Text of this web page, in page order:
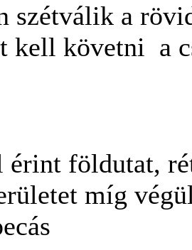
szétválik a
kell követni a
földutat,
míg